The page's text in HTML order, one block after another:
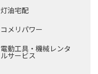
灯油宅配
コメリパワー
電動工具・機械レンタ
ルサービス